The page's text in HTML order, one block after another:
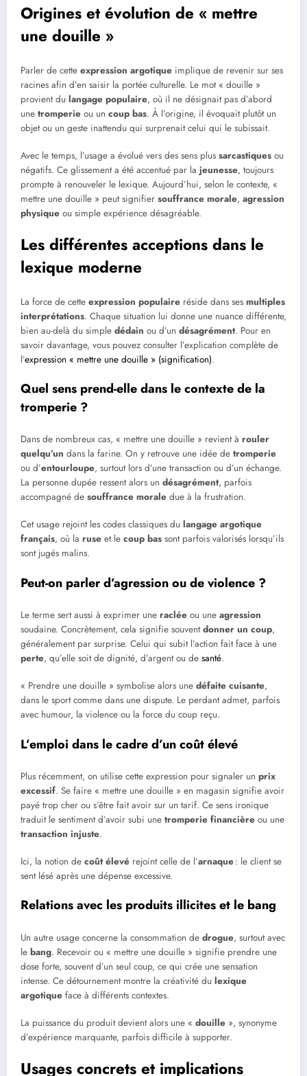
Origines et évolution de « mettre
une douille »
Parler de cette expression argotique implique de revenir sur ses
racines afin d’en saisir la portée culturelle. Le mot « douille »
provient du langage populaire, où il ne désignait pas d’abord
une tromperie ou un coup bas. À l’origine, il évoquait plutôt un
objet ou un geste inattendu qui surprenait celui qui le subissait.
Avec le temps, l’usage a évolué vers des sens plus sarcastiques ou
négatifs. Ce glissement a été accentué par la jeunesse, toujours
prompte à renouveler le lexique. Aujourd’hui, selon le contexte, «
mettre une douille » peut signifier souffrance morale, agression
physique ou simple expérience désagréable.
Les différentes acceptions dans le
lexique moderne
La force de cette expression populaire réside dans ses multiples
interprétations. Chaque situation lui donne une nuance différente,
bien au-delà du simple dédain ou d’un désagrément. Pour en
savoir davantage, vous pouvez consulter l’explication complète de
l’expression « mettre une douille » (signification).
Quel sens prend-elle dans le contexte de la
tromperie ?
Dans de nombreux cas, « mettre une douille » revient à rouler
quelqu’un dans la farine. On y retrouve une idée de tromperie
ou d’entourloupe, surtout lors d’une transaction ou d’un échange.
La personne dupée ressent alors un désagrément, parfois
accompagné de souffrance morale due à la frustration.
Cet usage rejoint les codes classiques du langage argotique
français, où la ruse et le coup bas sont parfois valorisés lorsqu’ils
sont jugés malins.
Peut-on parler d’agression ou de violence ?
Le terme sert aussi à exprimer une raclée ou une agression
soudaine. Concrètement, cela signifie souventdonner un coup,
généralement par surprise. Celui qui subit l’action fait face à une
perte, qu’elle soit de dignité, d’argent ou de santé.
« Prendre une douille » symbolise alors une défaite cuisante,
dans le sport comme dans une dispute. Le perdant admet, parfois
avec humour, la violence ou la force du coup reçu.
L’emploi dans le cadre d’un coût élevé
Plus récemment, on utilise cette expression pour signaler un prix
excessif. Se faire « mettre une douille » en magasin signifie avoir
payé trop cher ou s’être fait avoir sur un tarif. Ce sens ironique
traduit le sentiment d’avoir subi une tromperie financière ou une
transaction injuste.
Ici, la notion de coût élevé rejoint celle de l’arnaque: le client se
sent lésé après une dépense excessive.
Relations avec les produits illicites et le bang
Un autre usage concerne la consommation de drogue, surtout avec
le bang. Recevoir ou « mettre une douille » signifie prendre une
dose forte, souvent d’un seul coup, ce qui crée une sensation
intense. Ce détournement montre la créativité du lexique
argotique face à différents contextes.
La puissance du produit devient alors une « douille », synonyme
d’expérience marquante, parfois difficile à supporter.
Usages concrets et implications